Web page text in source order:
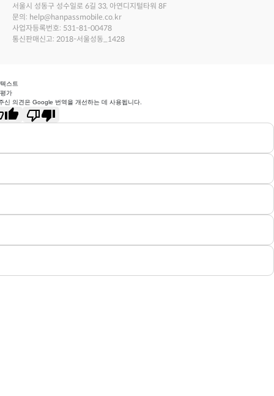
서울시 성동구 성수일로 6길 33, 아연디지털타워 8F
문의: help@hanpassmobile.co.kr
사업자등록번호: 531-81-00478
통신판매신고: 2018-서울성동_1428
스트
가
신 의견은 Google 번역을 개선하는 데 사용됩니다.